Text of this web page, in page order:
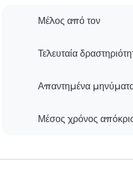
Μέλος από τον
Τελευταία
Απαντημένα
Μέσος χρόνος